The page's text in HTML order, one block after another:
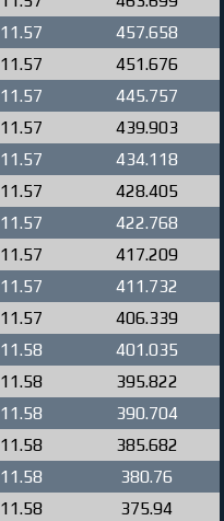
11.57
457.658
11.57
451.676
11.57
445.757
11.57
439.903
11.57
434.118
11.57
428.405
11.57
422.768
11.57
417.209
11.57
411.732
11.57
406.339
11.58
401.035
11.58
395.822
11.58
390.704
11.58
385.682
11.58
380.76
11.58
375.94